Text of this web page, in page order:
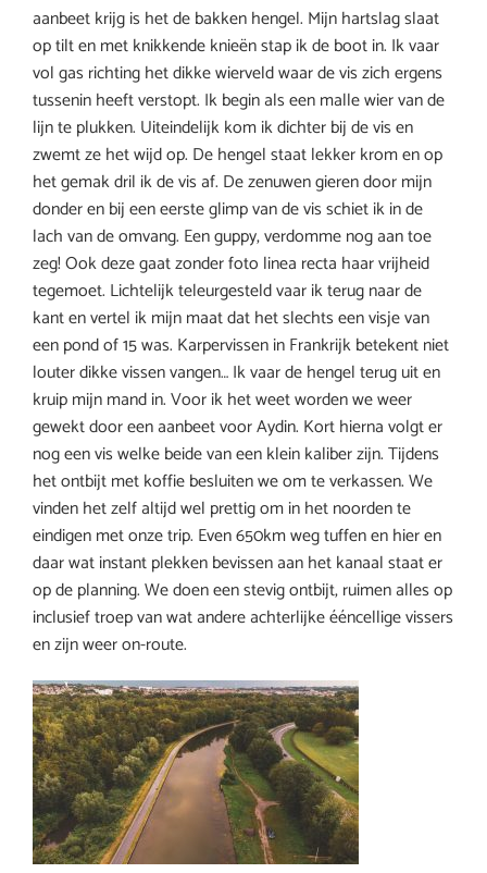
aanbeet krijg is het de bakken hengel. Mijn hartslag slaat
op tilt en met knikkende knieën stap ik de boot in. Ik vaar
vol gas richting het dikke wierveld waar de vis zich ergens
tussenin heeft verstopt. Ik begin als een malle wier van de
lijn te plukken. Uiteindelijk kom ik dichter bij de vis en
zwemt ze het wijd op. De hengel staat lekker krom en op
het gemak dril ik de vis af. De zenuwen gieren door mijn
donder en bij een eerste glimp van de vis schiet ik in de
lach van de omvang. Een guppy, verdomme nog aan toe
zeg! Ook deze gaat zonder foto linea recta haar vrijheid
tegemoet. Lichtelijk teleurgesteld vaar ik terug naar de
kant en vertel ik mijn maat dat het slechts een visje van
een pond of 15 was. Karpervissen in Frankrijk betekent niet
louter dikke vissen vangen… Ik vaar de hengel terug uit en
kruip mijn mand in. Voor ik het weet worden we weer
gewekt door een aanbeet voor Aydin. Kort hierna volgt er
nog een vis welke beide van een klein kaliber zijn. Tijdens
het ontbijt met koffie besluiten we om te verkassen. We
vinden het zelf altijd wel prettig om in het noorden te
eindigen met onze trip. Even 650km weg tuffen en hier en
daar wat instant plekken bevissen aan het kanaal staat er
op de planning. We doen een stevig ontbijt, ruimen alles op
inclusief troep van wat andere achterlijke ééncellige vissers
en zijn weer on-route.